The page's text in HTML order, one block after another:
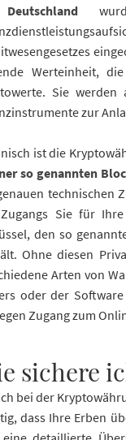
Werteinheit, die
Sie
zur
ist die
so genannten
technischen
Sie für
den so
Ohne diesen
Arten von
oder der
Zugang zum
sichere
bei der
dass Ihre Erben